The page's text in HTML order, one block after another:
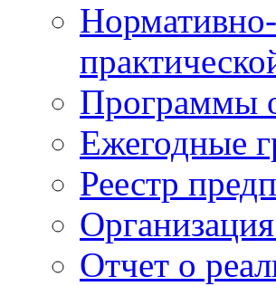
Программы
Ежегодные
Реестр
Отчет о